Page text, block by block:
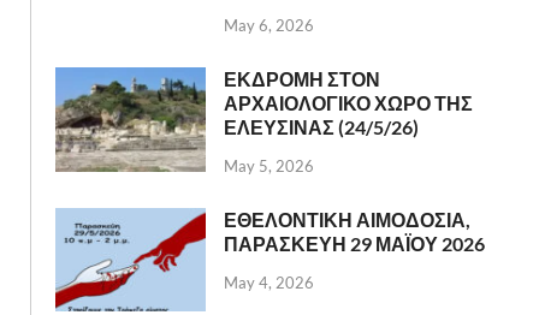
May 6, 2026
ΕΚΔΡΟΜΗ ΣΤΟΝ
ΑΡΧΑΙΟΛΟΓΙΚΟ ΧΩΡΟ ΤΗΣ
ΕΛΕΥΣΙΝΑΣ (24/5/26)
May 5, 2026
ΕΘΕΛΟΝΤΙΚΗ ΑΙΜΟΔΟΣΙΑ,
ΠΑΡΑΣΚΕΥΗ 29 ΜΑΪΟΥ 2026
May 4, 2026